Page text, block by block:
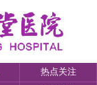
热点关注